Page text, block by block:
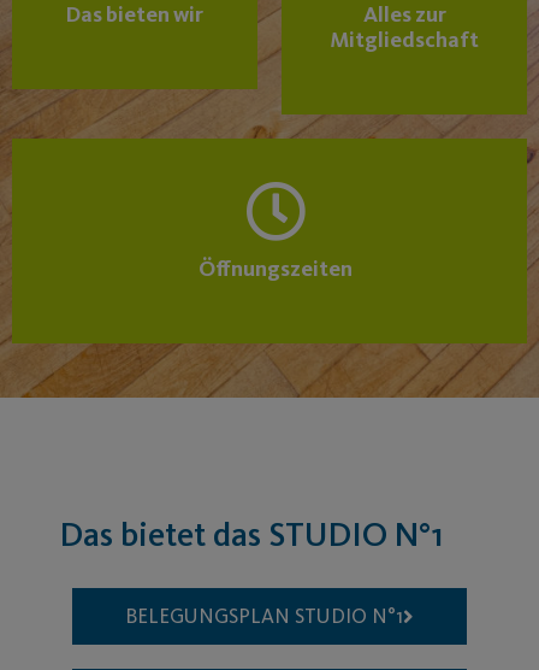
Das bieten wir
Alles zur
Mitgliedschaft
Öffnungszeiten
Das bietet das STUDIO N°1
BELEGUNGSPLAN STUDIO N°1​